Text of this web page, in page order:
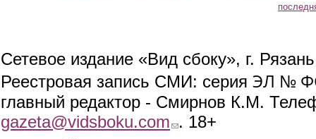
Сетевое издание «Вид сбоку», г.
Реестровая запись СМИ: серия ЭЛ №
главный редактор - Смирнов К.М.
gazeta@vidsboku.com (link sends e-mail)
. 18+